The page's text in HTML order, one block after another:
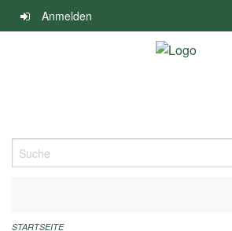
Navigation
überspringen
Anmelden
Suche
STARTSEITE